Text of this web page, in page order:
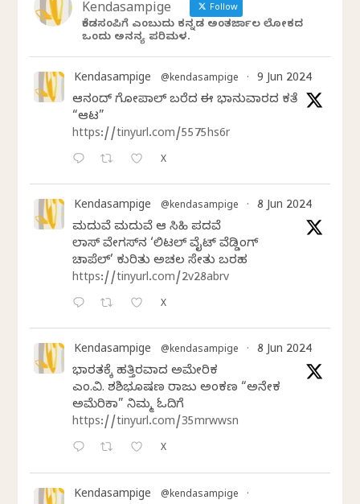
Kendasampige Follow
ಕೆಂಡಸಂಪಿಗೆ ಎಂಬುದು ಕನ್ನಡ ಅಂತರ್ಜಾಲ ಲೋಕದ
ಒಂದು ಅನನ್ಯ ಪರಿಮಳ.
Kendasampige @kendasampige · 9 Jun 2024
ಆನಂದ್‌ ಗೋಪಾಲ್‌ ಬರೆದ ಈ ಭಾನುವಾರದ ಕತೆ
“ಆಟ”
https://tinyurl.com/5575hs6r
X
Kendasampige @kendasampige · 8 Jun 2024
ಮದುವೆ ಮದುವೆ ಆ ಸಿಹಿ ಪದವೆ
ಲಾಸ್‌ ವೇಗಸ್‌ನ ‘ಲಿಟಲ್ ವೈಟ್ ವೆಡ್ಡಿಂಗ್
ಚಾಪೆಲ್’ ಕುರಿತು ಅಚಲ ಸೇತು ಬರಹ
https://tinyurl.com/2v28abrv
X
Kendasampige @kendasampige · 8 Jun 2024
ಭಾರತಕ್ಕೆ ಹತ್ತಿರವಾದ ಅಮೇರಿಕ
ಎಂ.ವಿ. ಶಶಿಭೂಷಣ ರಾಜು ಅಂಕಣ “ಅನೇಕ
ಅಮೆರಿಕಾ” ನಿಮ್ಮ ಓದಿಗೆ
https://tinyurl.com/35mrwwsn
X
Kendasampige @kendasampige ·